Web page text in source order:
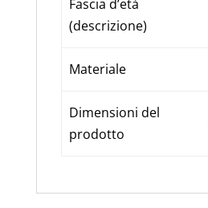
Fascia d’età
(descrizione)
Materiale
Dimensioni del
prodotto